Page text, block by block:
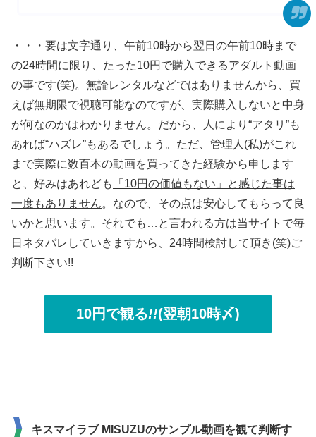
・・・要は文字通り、午前10時から翌日の午前10時まで
の24時間に限り、たった10円で購入できるアダルト動画
の事です(笑)。無論レンタルなどではありませんから、買
えば無期限で視聴可能なのですが、実際購入しないと中身
が何なのかはわかりません。だから、人により“アタリ”も
あれば“ハズレ”もあるでしょう。ただ、管理人(私)がこれ
まで実際に数百本の動画を買ってきた経験から申します
と、好みはあれども
「10円の価値もない」と感じた事は
一度もありません。なので、その点は安心してもらって良
いかと思います。それでも…と言われる方は当サイトで毎
日ネタバレしていきますから、24時間検討して頂き(笑)ご
判断下さい!!
10円で観る!!(翌朝10時〆)
キスマイラブ MISUZUのサンプル動画を観て判断す